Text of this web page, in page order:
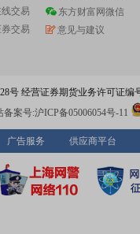
交易
交易
东方财富网微信
意见与建议
号 经营证券期货业务许可证编
备案号:沪ICP备05006054号-11
广告服务 供应商平台